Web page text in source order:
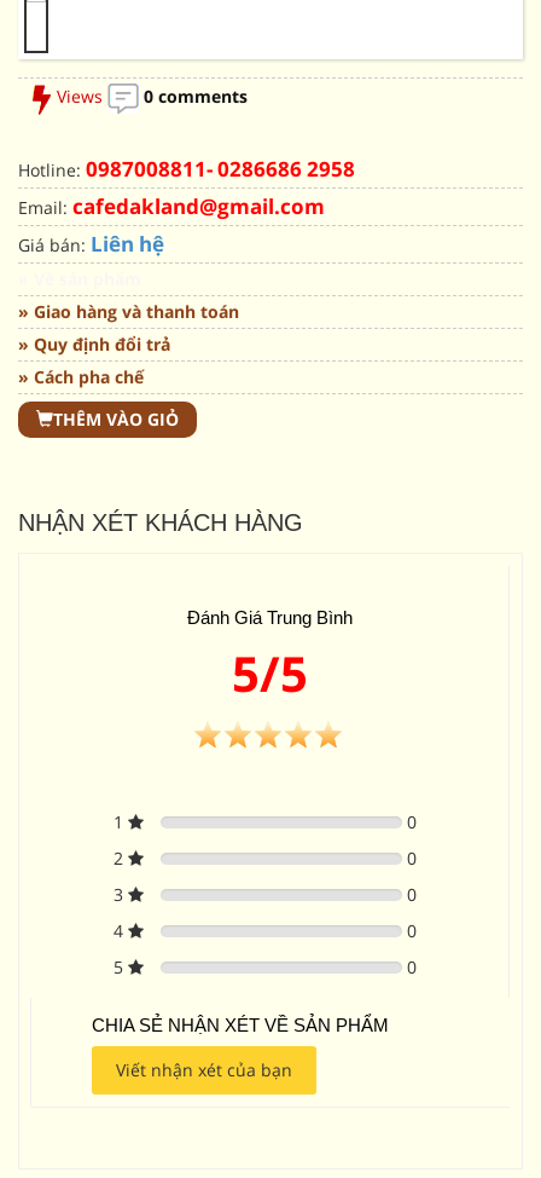
Views 0 comments
Hotline: 0987008811- 0286686 2958
Email: cafedakland@gmail.com
Giá bán: Liên hệ
» Giao hàng và thanh toán
» Quy định đổi trả
» Cách pha chế
THÊM VÀO GIỎ
NHẬN XÉT KHÁCH HÀNG
Đánh Giá Trung Bình
5/5
1
0
2
0
3
0
4
0
5
0
CHIA SẺ NHẬN XÉT VỀ SẢN PHẨM
Viết nhận xét của bạn